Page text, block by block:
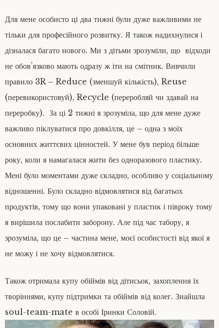
Для мене особисто ці два тижні були дуже важливими не
тільки для професійного розвитку. Я також надихнулися і
дізналася багато нового. Ми з дітьми зрозуміли, що відходи
не обов’язково мають одразу ж іти на смітник. Вивчили
правило 3R – Reduce (зменшуй кількість), Reuse
(перевикористовуй), Recycle (переробляй чи здавай на
переробку). За ці 2 тижні я зрозуміла, що для мене дуже
важливо піклуватися про довкілля, це – одна з моїх
основних життєвих цінностей. У мене був період більше
року, коли я намагалася жити без одноразового пластику.
Мені було моментами дуже складно, особливо у соціальному
відношенні. Було складно відмовлятися від багатьох
продуктів, тому що вони упаковані у пластик і півроку тому
я вирішила послабити заборону. Але під час табору, я
зрозуміла, що це – частина мене, моєї особистості від якої я
не можу і не хочу відмовлятися.
Також отримала купу обіймів від дітисьок, захоплення їх
творіннями, купу підтримки та обіймів від колег. Знайшла
soul-team-mate в особі Іринки Соловій.